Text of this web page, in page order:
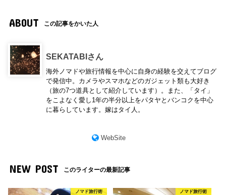
ABOUT この記事をかいた人
SEKATABIさん
海外ノマドや旅行情報を中心に自身の経験を交えてブログ
で発信中。カメラやスマホなどのガジェット類も大好き
（旅の7つ道具として紹介しています）。また、「タイ」
をこよなく愛し1年の半分以上をパタヤとバンコクを中心
に暮らしています。嫁はタイ人。
WebSite
NEW POST このライターの最新記事
ノマド旅行術 ノマド旅行術